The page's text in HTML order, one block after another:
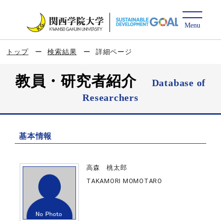
トップ 検索結果 詳細ページ
教員・研究者紹介
Database of
Researchers
基本情報
高森 桃太郎
TAKAMORI MOMOTARO